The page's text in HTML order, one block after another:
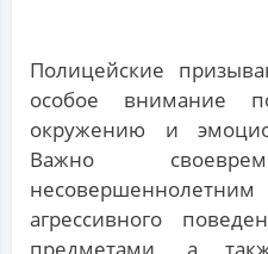
Полицейские
особое внимание
окружению и
Важно
агрессивного